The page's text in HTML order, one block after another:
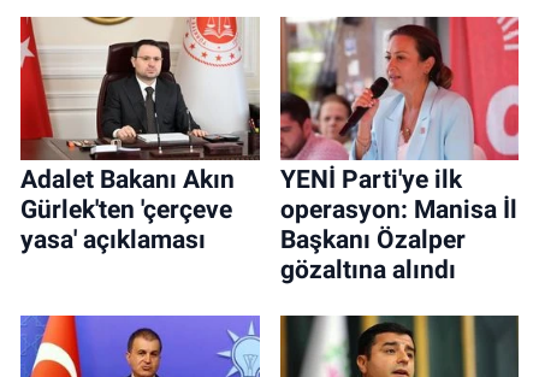
Adalet Bakanı Akın
Gürlek'ten 'çerçeve
yasa' açıklaması
YENİ Parti'ye ilk
operasyon: Manisa İl
Başkanı Özalper
gözaltına alındı